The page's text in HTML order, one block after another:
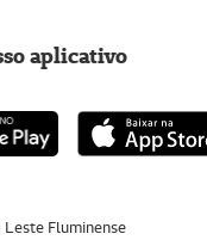
Leste Fluminense
aplicativo